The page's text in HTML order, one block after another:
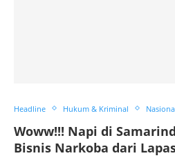
Headline Hukum & Kriminal
Woww!!! Napi di
Bisnis Narkoba dari